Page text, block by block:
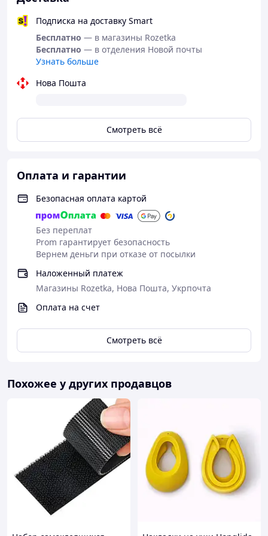
Самая большая плотность Etto
Высокая плотность материала обеспечивает
оптимальные абсорбирующие свойства.
СалфеткиEttoмгновенно впитывают наибольшее
количество влаги. Попробуйте сравнить сами, чтобы
убедиться в этом.
Подписка на доставку Smart
Бесплатно — в магазины Rozetka
Бесплатно — в отделения Новой почты
Узнать больше
Нова Пошта
Смотреть всё
Оплата и гарантии
Безопасная оплата картой
Без переплат
Prom гарантирует безопасность
Вернем деньги при отказе от посылки
Наложенный платеж
Магазины Rozetka, Нова Пошта, Укрпочта
Оплата на счет
Смотреть всё
Похожее у других продавцов